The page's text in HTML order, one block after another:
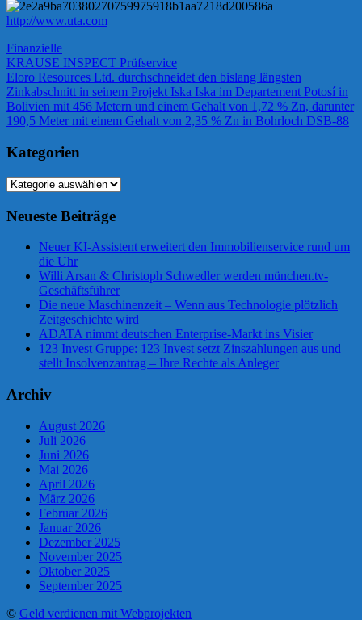
http://www.uta.com
Finanzielle
Beitragsnavigation
Vorheriger
Beitrag:
KRAUSE INSPECT Prüfservice
Nächster
Beitrag:
Eloro Resources Ltd. durchschneidet den bislang längsten
Zinkabschnitt in seinem Projekt Iska Iska im Departement Potosí in
Bolivien mit 456 Metern und einem Gehalt von 1,72 % Zn, darunter
190,5 Meter mit einem Gehalt von 2,35 % Zn in Bohrloch DSB-88
Kategorien
Kategorien
Neueste Beiträge
Neuer KI-Assistent erweitert den Immobilienservice rund um
die Uhr
Willi Arsan & Christoph Schwedler werden münchen.tv-
Geschäftsführer
Die neue Maschinenzeit – Wenn aus Technologie plötzlich
Zeitgeschichte wird
ADATA nimmt deutschen Enterprise-Markt ins Visier
123 Invest Gruppe: 123 Invest setzt Zinszahlungen aus und
stellt Insolvenzantrag – Ihre Rechte als Anleger
Archiv
August 2026
Juli 2026
Juni 2026
Mai 2026
April 2026
März 2026
Februar 2026
Januar 2026
Dezember 2025
November 2025
Oktober 2025
September 2025
© Geld verdienen mit Webprojekten